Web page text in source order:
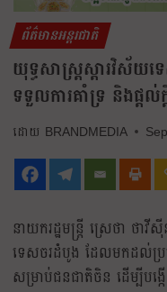
ព័ត៌មានអន្តរជាតិ
យុទ្ធសាស្ត្រស្ដារវិស័យ
ទទួលការគាំទ្រ និងផ្ដល់
BRANDMEDIA
នាយករដ្ឋមន្រ្តី ស្រេថា ថា
ទេសចរដំបូង ដែលមកដល់ប្រទ
សម្រាប់ជនជាតិចិន ដើម្បីប